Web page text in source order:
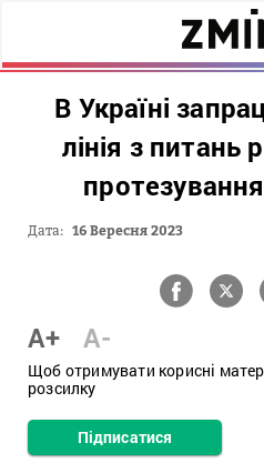
В Україні
лінія з питань
Дата: 16 Вересня 2023
A+ A-
Щоб отримувати корисні
розсилку
Підписатися